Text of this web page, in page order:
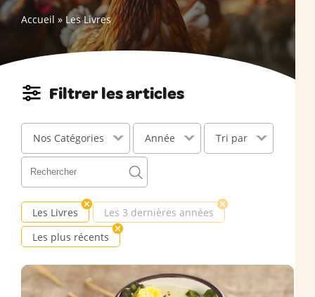
Accueil » Les Livres
Filtrer les articles
Nos Catégories Année Tri par
Les Livres
Les 3 dernières années
Les plus récents